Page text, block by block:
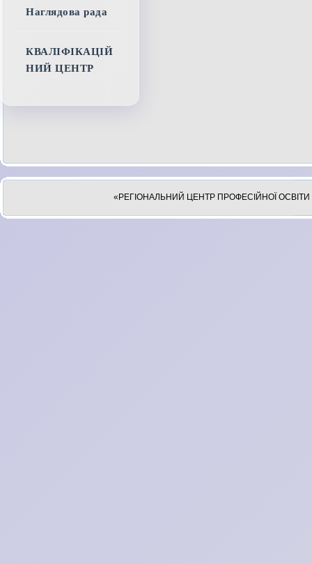
Наглядова рада
КВАЛІФІКАЦІЙ
НИЙ ЦЕНТР
«РЕГІОНАЛЬНИЙ ЦЕНТР ПРОФЕСІЙНОЇ